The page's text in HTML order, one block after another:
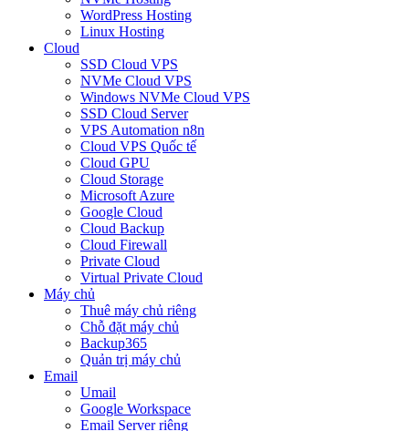
WordPress Hosting
Linux Hosting
Cloud
SSD Cloud VPS
NVMe Cloud VPS
Windows NVMe Cloud VPS
SSD Cloud Server
VPS Automation n8n
Cloud VPS Quốc tế
Cloud GPU
Cloud Storage
Microsoft Azure
Google Cloud
Cloud Backup
Cloud Firewall
Private Cloud
Virtual Private Cloud
Máy chủ
Thuê máy chủ riêng
Chỗ đặt máy chủ
Backup365
Quản trị máy chủ
Email
Umail
Google Workspace
Email Server riêng